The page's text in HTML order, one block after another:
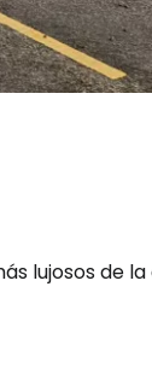
lujosos de la